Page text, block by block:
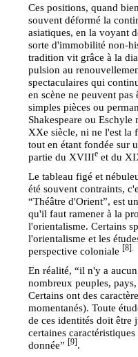
Ces positions, quand
souvent déformé la
asiatiques, en la voyant
sorte d'immobilité non-
tradition vit grâce à la
pulsion au
spectaculaires qui
en scène ne peuvent pas
simples pièces ou
Shakespeare ou Eschyle
XXe siècle, ni ne l'est la
tout en étant fondée sur
partie du XVIIIe et du
Le tableau figé et
été souvent contraints,
“Théâtre d'Orient”, est
qu'il faut ramener à la
l'orientalisme. Certains
l'orientalisme et les
perspective coloniale[8].
En réalité, “il n'y a
nombreux peuples,
Certains ont des
momentanés). Toute
de ces identités doit être
certaines
donnée”[9].